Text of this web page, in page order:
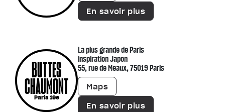
En savoir plus
BUTTES
CHAUMONT
Paris 19e
La plus grande de Paris
inspiration Japon
55, rue de Meaux, 75019 Paris
Maps
En savoir plus